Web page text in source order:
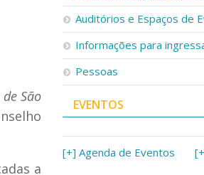
São
a
Auditórios e Espaços de
Informações para
Pessoas
EVENTOS
[+] Agenda de Eventos